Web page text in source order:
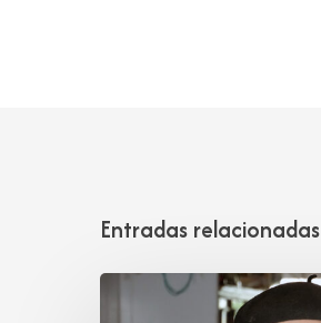
Entradas relacionadas
Tomás